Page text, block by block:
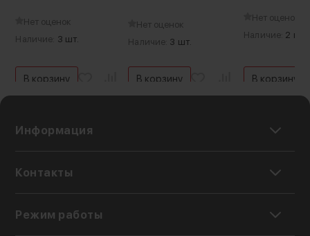
Нет оценок
Наличие: 3 шт.
В корзину
Нет оценок
Наличие: 3 шт.
В корзину
Нет оценок
Наличие: 2 шт.
В корзину
Информация
Контакты
Режим работы